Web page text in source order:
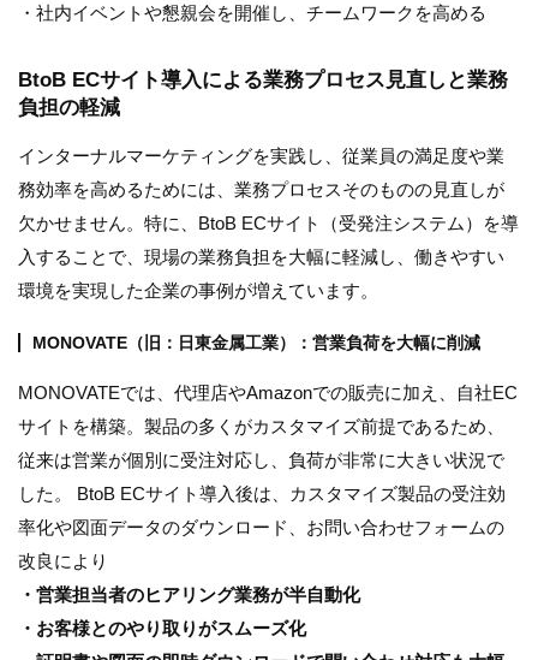
・社内イベントや懇親会を開催し、チームワークを高める
BtoB ECサイト導入による業務プロセス見直しと業務
負担の軽減
インターナルマーケティングを実践し、従業員の満足度や業
務効率を高めるためには、業務プロセスそのものの見直しが
欠かせません。特に、BtoB ECサイト（受発注システム）を導
入することで、現場の業務負担を大幅に軽減し、働きやすい
環境を実現した企業の事例が増えています。
MONOVATE（旧：日東金属工業）：営業負荷を大幅に削減
MONOVATEでは、代理店やAmazonでの販売に加え、自社EC
サイトを構築。製品の多くがカスタマイズ前提であるため、
従来は営業が個別に受注対応し、負荷が非常に大きい状況で
した。 BtoB ECサイト導入後は、カスタマイズ製品の受注効
率化や図面データのダウンロード、お問い合わせフォームの
改良により
・営業担当者のヒアリング業務が半自動化
・お客様とのやり取りがスムーズ化